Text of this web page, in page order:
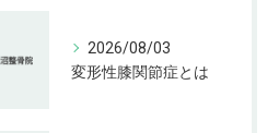
2026/08/03
変形性膝関節症とは